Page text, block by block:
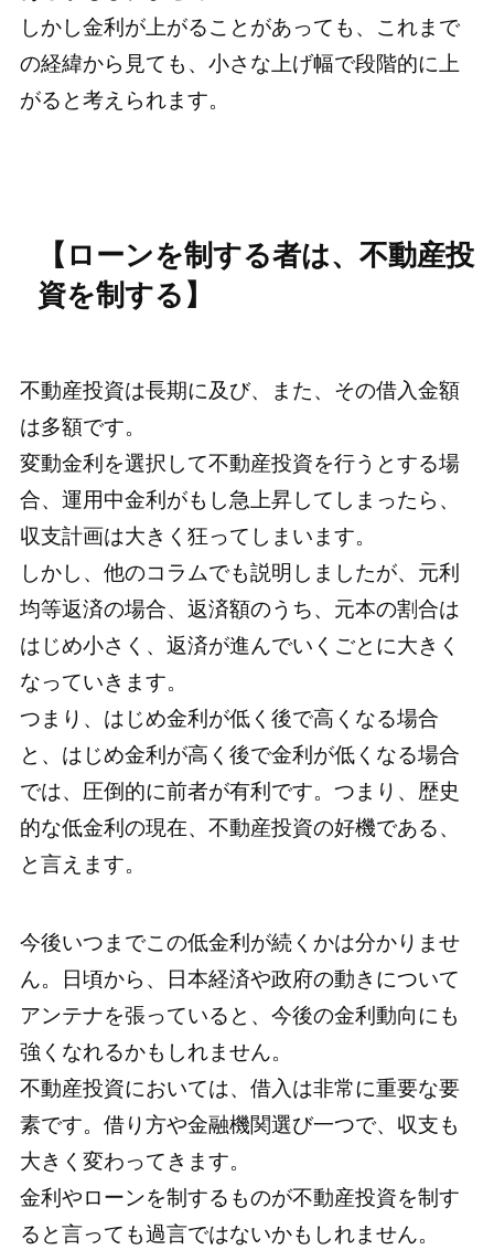
しかし金利が上がることがあっても、これまで
の経緯から見ても、小さな上げ幅で段階的に上
がると考えられます。
【ローンを制する者は、不動産投
資を制する】
不動産投資は長期に及び、また、その借入金額
は多額です。
変動金利を選択して不動産投資を行うとする場
合、運用中金利がもし急上昇してしまったら、
収支計画は大きく狂ってしまいます。
しかし、他のコラムでも説明しましたが、元利
均等返済の場合、返済額のうち、元本の割合は
はじめ小さく、返済が進んでいくごとに大きく
なっていきます。
つまり、はじめ金利が低く後で高くなる場合
と、はじめ金利が高く後で金利が低くなる場合
では、圧倒的に前者が有利です。つまり、歴史
的な低金利の現在、不動産投資の好機である、
と言えます。
今後いつまでこの低金利が続くかは分かりませ
ん。日頃から、日本経済や政府の動きについて
アンテナを張っていると、今後の金利動向にも
強くなれるかもしれません。
不動産投資においては、借入は非常に重要な要
素です。借り方や金融機関選び一つで、収支も
大きく変わってきます。
金利やローンを制するものが不動産投資を制す
ると言っても過言ではないかもしれません。